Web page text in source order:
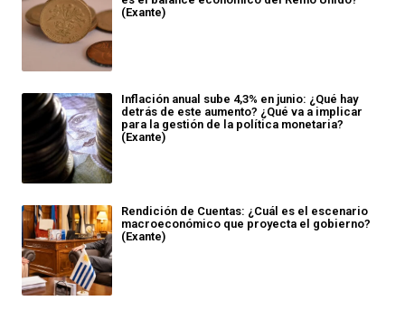
(Exante)
Inflación anual sube 4,3% en junio: ¿Qué hay
detrás de este aumento? ¿Qué va a implicar
para la gestión de la política monetaria?
(Exante)
Rendición de Cuentas: ¿Cuál es el escenario
macroeconómico que proyecta el gobierno?
(Exante)